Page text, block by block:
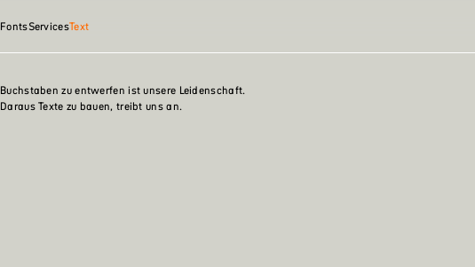
FontsServicesText
Buchstaben zu entwerfen ist unsere Leidenschaft.
Daraus Texte zu bauen, treibt uns an.